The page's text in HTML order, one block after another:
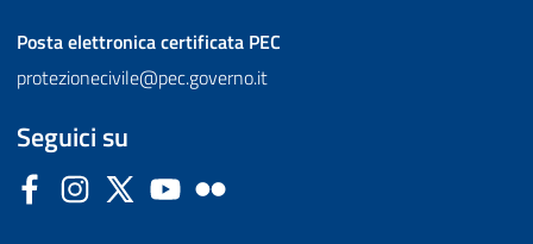
Posta elettronica certificata PEC
protezionecivile@pec.governo.it
Seguici su
FacebookInstagram
Twitter YouTube